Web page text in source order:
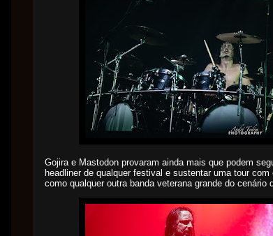
Gojira e Mastodon provaram ainda mais que podem
headliner de qualquer festival e sustentar uma tour com
como qualquer outra banda veterana grande do cenário